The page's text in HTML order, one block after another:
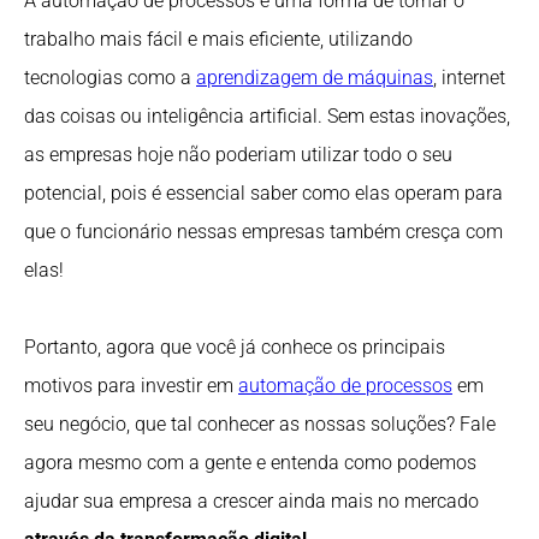
trabalho mais fácil e mais eficiente, utilizando
tecnologias como a aprendizagem de máquinas, internet
das coisas ou inteligência artificial. Sem estas inovações,
as empresas hoje não poderiam utilizar todo o seu
potencial, pois é essencial saber como elas operam para
que o funcionário nessas empresas também cresça com
elas!
Portanto, agora que você já conhece os principais
motivos para investir em automação de processos em
seu negócio, que tal conhecer as nossas soluções? Fale
agora mesmo com a gente e entenda como podemos
ajudar sua empresa a crescer ainda mais no mercado